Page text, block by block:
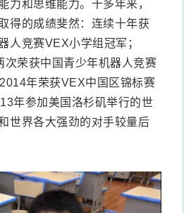
力和思维能力。十多年来，
得的成绩斐然：连续十年获
人竞赛VEX小学组冠军；
次荣获中国青少年机器人竞赛
年荣获VEX中国区锦标赛
年参加美国洛杉矶举行的世
世界各大强劲的对手较量后